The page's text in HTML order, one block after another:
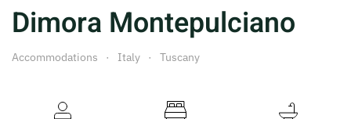
Dimora Montepulciano
Accommodations Italy Tuscany